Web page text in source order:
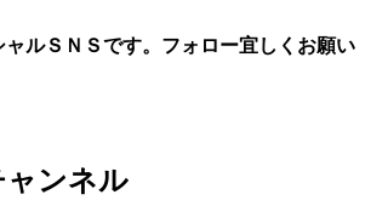
ルＳＮＳです。フォロー宜しくお願い
ャンネル